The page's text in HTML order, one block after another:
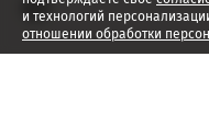
и технологий
отношении обработки